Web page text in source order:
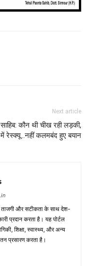
Next article
साहिब: कौन थी चीख रही लड़की,
रेस्क्यू…नहीं कलमबंद हुए बयान
ताजगी और सटीकता के साथ देश-
प्रदान करता है। यह पोर्टल
शिक्षा, स्वास्थ्य, और अन्य
प्रसारण करता है।